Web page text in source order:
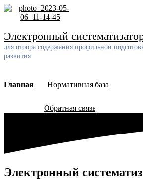
Skip
Электронный
для отбора содержания профильной
развития
Главная Нормативная база
Обратная связь
Электронный